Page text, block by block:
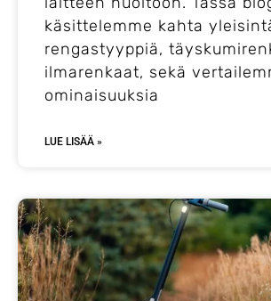
käsittelemme kahta
rengastyyppiä,
ilmarenkaat, sekä
ominaisuuksia
LUE LISÄÄ »